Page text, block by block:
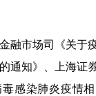
融市场司《关于
通知》、上海证
感染肺炎疫情